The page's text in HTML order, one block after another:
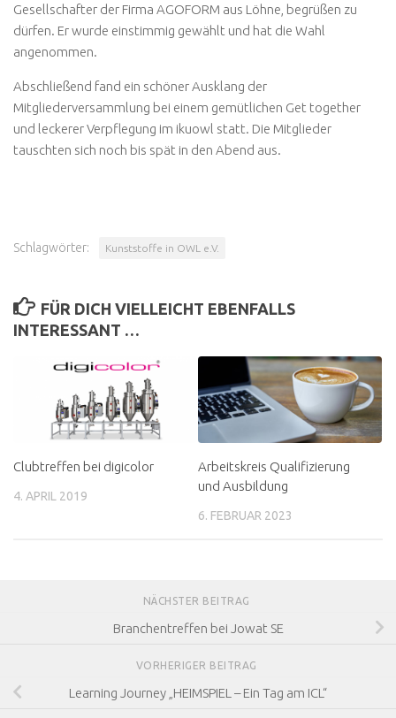
Gesellschafter der Firma AGOFORM aus Löhne, begrüßen zu
dürfen. Er wurde einstimmig gewählt und hat die Wahl
angenommen.
Abschließend fand ein schöner Ausklang der
Mitgliederversammlung bei einem gemütlichen Get together
und leckerer Verpflegung im ikuowl statt. Die Mitglieder
tauschten sich noch bis spät in den Abend aus.
Schlagwörter: Kunststoffe in OWL e.V.
FÜR DICH VIELLEICHT EBENFALLS
INTERESSANT …
Clubtreffen bei digicolor
4. APRIL 2019
Arbeitskreis Qualifizierung
und Ausbildung
6. FEBRUAR 2023
NÄCHSTER BEITRAG
Branchentreffen bei Jowat SE
VORHERIGER BEITRAG
Learning Journey „HEIMSPIEL – Ein Tag am ICL“